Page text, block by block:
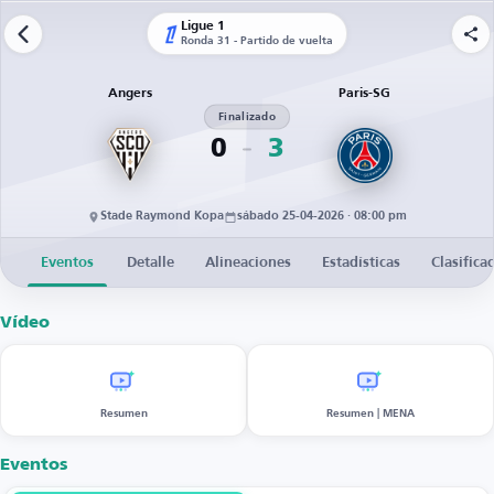
Ligue 1
Ronda 31 - Partido de vuelta
Angers
0
Finalizado
3
Paris-SG
Stade Raymond Kopa sábado 25-04-2026 · 08:00 pm
Eventos Detalle Alineaciones Estadísticas
Vídeo
Resumen Resumen | MENA
Eventos